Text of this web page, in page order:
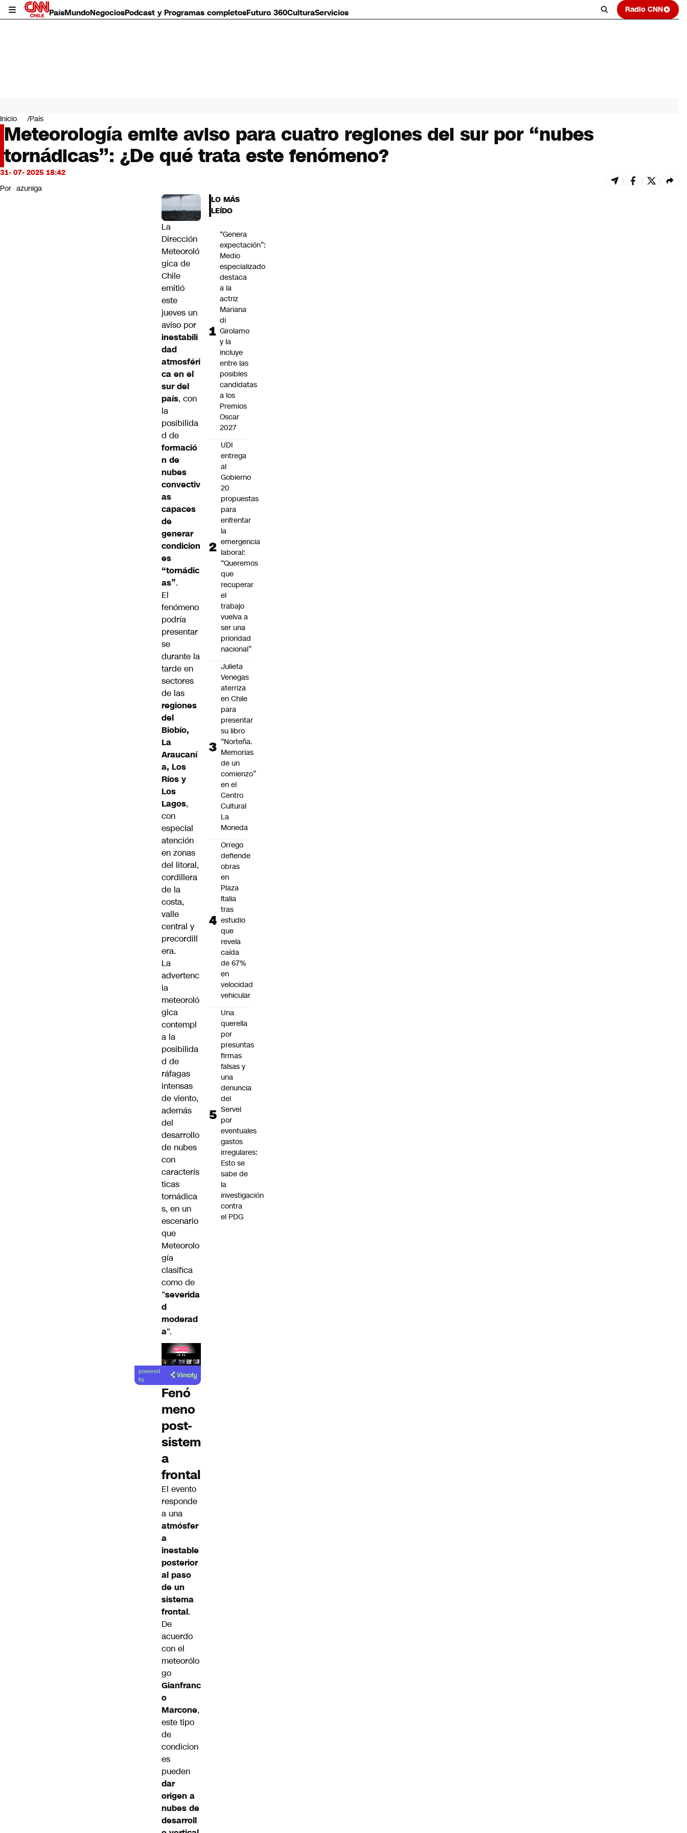
PaísMundoNegociosPodcast y Programas completosFuturo 360CulturaServicios Radio CNN
Mundo
Negocios
Deportes
Programas completos
Cultura
Servicios
CNN Data
Inicio País
Meteorología emite aviso para cuatro regiones del sur por “nubes
tornádicas”: ¿De qué trata este fenómeno?
31- 07- 2025 18:42
Por azuniga
La
Dirección
Meteoroló
gica de
Chile
emitió
este
jueves un
aviso por
inestabili
dad
atmosféri
ca en el
sur del
país, con
la
posibilida
d de
formació
n de
nubes
convectiv
as
capaces
de
generar
condicion
es
“tornádic
as”.
El
fenómeno
podría
presentar
se
durante la
tarde en
sectores
de las
regiones
del
Biobío,
La
Araucaní
a, Los
Ríos y
Los
Lagos,
con
especial
atención
en zonas
del litoral,
cordillera
de la
costa,
valle
central y
precordill
era.
La
advertenc
ia
meteoroló
gica
contempl
a la
posibilida
d de
ráfagas
intensas
de viento,
además
del
desarrollo
de nubes
con
caracterís
ticas
tornádica
s, en un
escenario
que
Meteorolo
gía
clasifica
como de
“severida
d
moderad
a“.
Lea el
artículo
powered
by
Fenó
meno
post-
sistem
a
frontal
El evento
responde
a una
atmósfer
a
inestable
posterior
al paso
de un
sistema
frontal.
De
acuerdo
con el
meteorólo
go
Gianfranc
o
Marcone,
este tipo
de
condicion
es
pueden
dar
origen a
nubes de
desarroll
LO MÁS
LEÍDO
“Genera
expectación”:
Medio
especializado
destaca
a la
actriz
Mariana
di
Girolamo
y la
incluye
entre las
posibles
candidatas
a los
Premios
Oscar
2027
UDI
entrega
al
Gobierno
20
propuestas
para
enfrentar
la
emergencia
laboral:
“Queremos
que
recuperar
el
trabajo
vuelva a
ser una
prioridad
nacional”
Julieta
Venegas
aterriza
en Chile
para
presentar
su libro
“Norteña.
Memorias
de un
comienzo”
en el
Centro
Cultural
La
Moneda
Orrego
defiende
obras
en
Plaza
Italia
tras
estudio
que
revela
caída
de 67%
en
velocidad
vehicular
Una
querella
por
presuntas
firmas
falsas y
una
denuncia
del
Servel
por
eventuales
gastos
irregulares:
Esto se
sabe de
la
investigación
contra
el PDG